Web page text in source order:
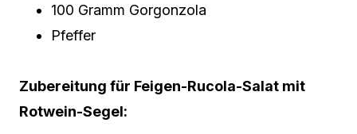
100 Gramm Gorgonzola
Pfeffer
Zubereitung für Feigen-Rucola-Salat mit
Rotwein-Segel: